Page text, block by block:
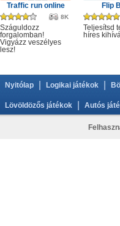
Traffic run online
8K
Száguldozz
forgalomban!
Vigyázz veszélyes
lesz!
Flip
Teljesítsd
híres
Nyitólap Logikai játékok
Lövöldözős játékok Autós